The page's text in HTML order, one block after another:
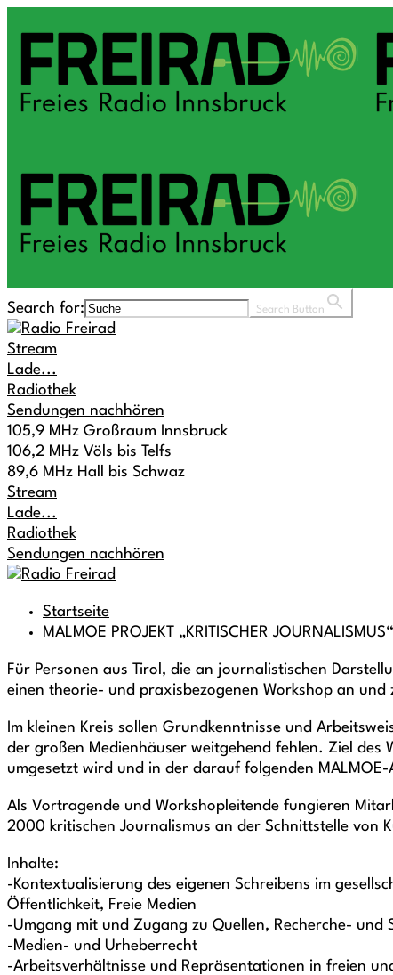
Search for: Search Button
Stream
Lade...
Radiothek
Sendungen nachhören
105,9 MHz Großraum Innsbruck
106,2 MHz Völs bis Telfs
89,6 MHz Hall bis Schwaz
Stream
Lade...
Radiothek
Sendungen nachhören
Startseite
MALMOE PROJEKT „KRITISCHER JOURNALISMUS“
Für Personen aus Tirol, die an journalistischen
einen theorie- und praxisbezogenen Workshop an
Im kleinen Kreis sollen Grundkenntnisse und
der großen Medienhäuser weitgehend fehlen. Ziel des
umgesetzt wird und in der darauf folgenden MALMOE-
Als Vortragende und Workshopleitende fungieren
2000 kritischen Journalismus an der Schnittstelle von
Inhalte:
-Kontextualisierung des eigenen Schreibens im
Öffentlichkeit, Freie Medien
-Umgang mit und Zugang zu Quellen, Recherche- und
-Medien- und Urheberrecht
-Arbeitsverhältnisse und Repräsentationen in freien